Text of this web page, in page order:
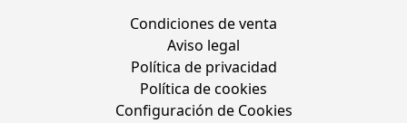
Condiciones de venta
Aviso legal
Política de privacidad
Política de cookies
Configuración de Cookies